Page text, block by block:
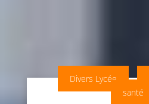
Divers Lycée
santé